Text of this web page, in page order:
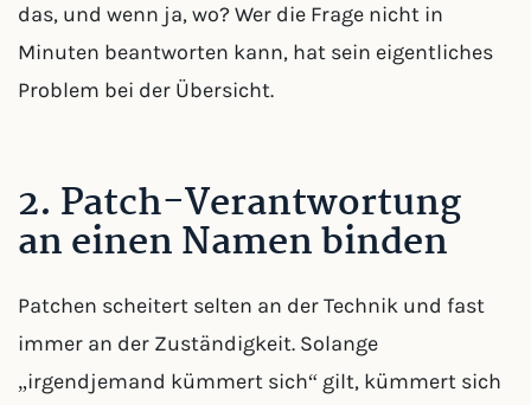
das, und wenn ja, wo? Wer die Frage nicht in
Minuten beantworten kann, hat sein eigentliches
Problem bei der Übersicht.
2. Patch-Verantwortung
an einen Namen binden
Patchen scheitert selten an der Technik und fast
immer an der Zuständigkeit. Solange
„irgendjemand kümmert sich“ gilt, kümmert sich